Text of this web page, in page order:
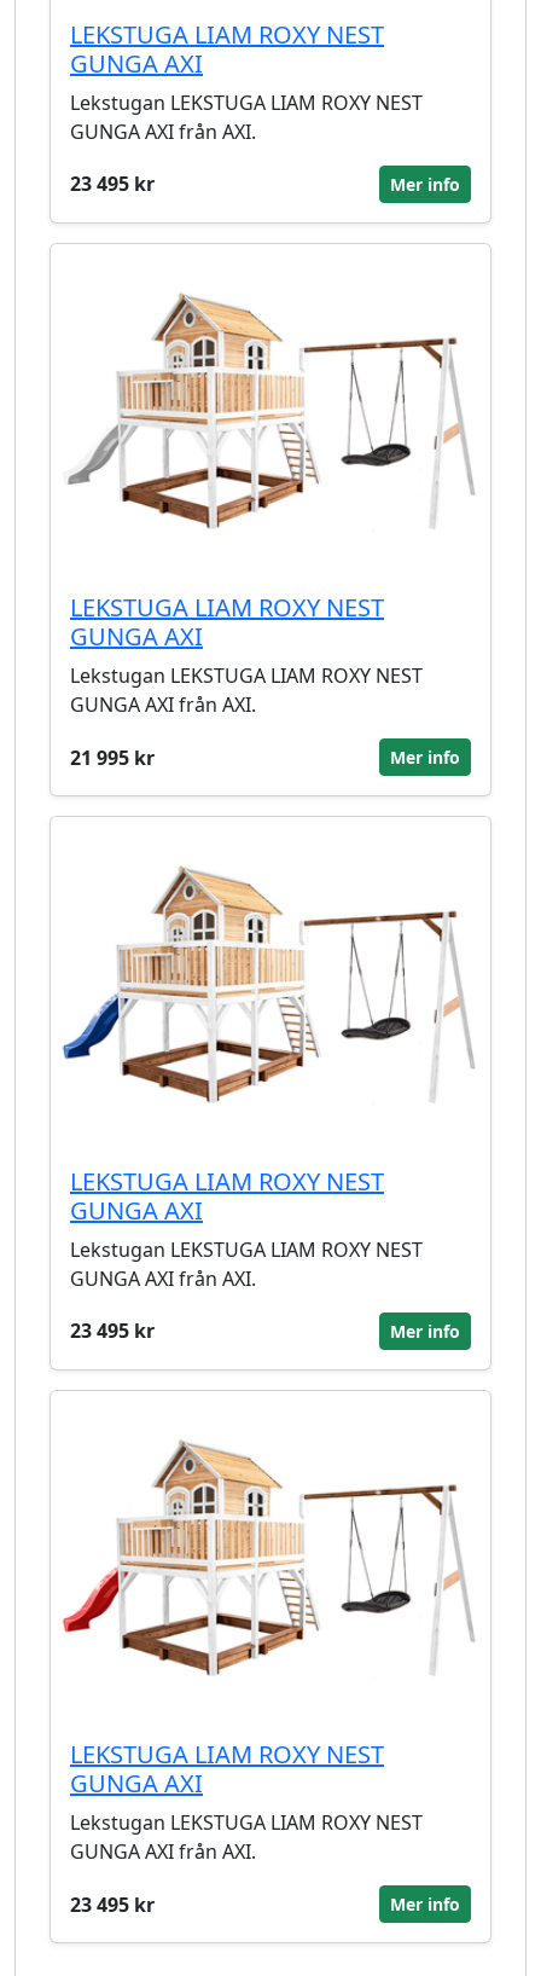
LEKSTUGA LIAM ROXY NEST
GUNGA AXI
Lekstugan LEKSTUGA LIAM ROXY NEST
GUNGA AXI från AXI.
23 495 kr
Mer info
LEKSTUGA LIAM ROXY NEST
GUNGA AXI
Lekstugan LEKSTUGA LIAM ROXY NEST
GUNGA AXI från AXI.
21 995 kr
Mer info
LEKSTUGA LIAM ROXY NEST
GUNGA AXI
Lekstugan LEKSTUGA LIAM ROXY NEST
GUNGA AXI från AXI.
23 495 kr
Mer info
LEKSTUGA LIAM ROXY NEST
GUNGA AXI
Lekstugan LEKSTUGA LIAM ROXY NEST
GUNGA AXI från AXI.
23 495 kr
Mer info